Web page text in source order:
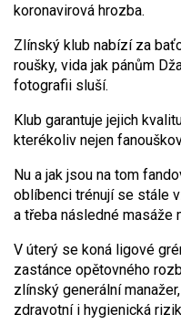
koronavirová hrozba.
Zlínský klub nabízí za
roušky, vida jak pánům
fotografii sluší.
Klub garantuje jejich
kterékoliv nejen
Nu a jak jsou na tom
oblíbenci trénují se stále
a třeba následné masáže
V úterý se koná ligové
zastánce opětovného
zlínský generální
zdravotní i hygienická